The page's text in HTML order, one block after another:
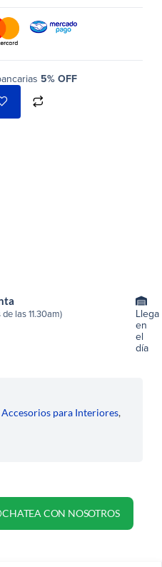
5% OFF
las 11.30am)
Llega
en
el
día
Accesorios para Interiores,
CHATEA CON NOSOTROS